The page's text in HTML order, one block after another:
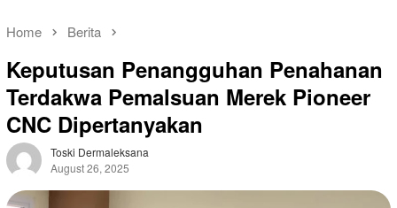
Home Berita
Keputusan Penangguhan Penahanan
Terdakwa Pemalsuan Merek Pioneer
CNC Dipertanyakan
Toski Dermaleksana
August 26, 2025